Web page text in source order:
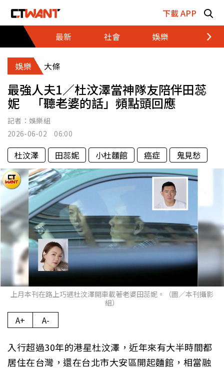
下載 APP
最新
社會 娛樂 財經
娛樂 大條
最強人夫1／杜汶澤當神隊友陪伴田蕊
妮 「聽老婆的話」頻點頭回應
記者： 娛樂組
2026-06-02 06:00
杜汶澤 田蕊妮 小杜麵館 癌症 鬼見愁
上月本刊在路上巧遇杜汶澤開車載著老婆田蕊妮。（圖／本刊攝影
組）
A+ A-
入行超過30年的港星杜汶澤，近年來有大半時間都
居住在台灣，還在台北市大安區開起麵館，相當融